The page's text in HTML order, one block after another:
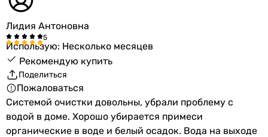
Лидия Антоновна
Использую: Несколько месяцев
Рекомендую купить
Поделиться
Пожаловаться
Системой очистки довольны, убрали проблему с
водой в доме. Хорошо убирается примеси
органические в воде и белый осадок. Вода на выходе